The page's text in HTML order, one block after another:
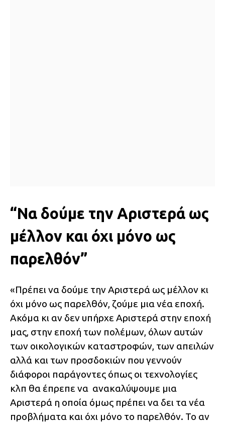
“Να δούμε την Αριστερά ως
μέλλον και όχι μόνο ως
παρελθόν”
«Πρέπει να δούμε την Αριστερά ως μέλλον κι
όχι μόνο ως παρελθόν, ζούμε μια νέα εποχή.
Ακόμα κι αν δεν υπήρχε Αριστερά στην εποχή
μας, στην εποχή των πολέμων, όλων αυτών
των οικολογικών καταστροφών, των απειλών
αλλά και των προσδοκιών που γεννούν
διάφοροι παράγοντες όπως οι τεχνολογίες
κλπ θα έπρεπε να ανακαλύψουμε μια
Αριστερά η οποία όμως πρέπει να δει τα νέα
προβλήματα και όχι μόνο το παρελθόν. Το αν